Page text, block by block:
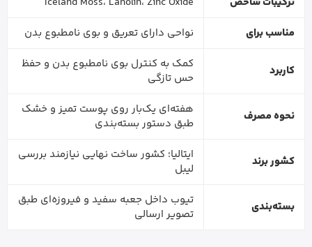
مناسب برای
نواحی دارای تعریق و بوی نامطبوع بدن
کاربرد
کمک به کنترل بوی نامطبوع بدن و حفظ
حس تازگی
نحوه مصرف
هفته‌ای یک‌بار روی پوست تمیز و خشک
طبق دستور بسته‌بندی
کشور برند
ایتالیا؛ کشور ساخت نهایی نیازمند بررسی
لیبل
بسته‌بندی
تیوب داخل جعبه سفید و فیروزه‌ای طبق
تصویر ارسالی